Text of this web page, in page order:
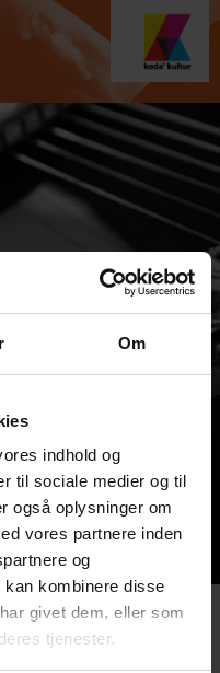
Om
indhold og
til sociale medier og til
også oplysninger om
vores partnere inden
og
kombinere disse
givet dem, eller som
tjenester.